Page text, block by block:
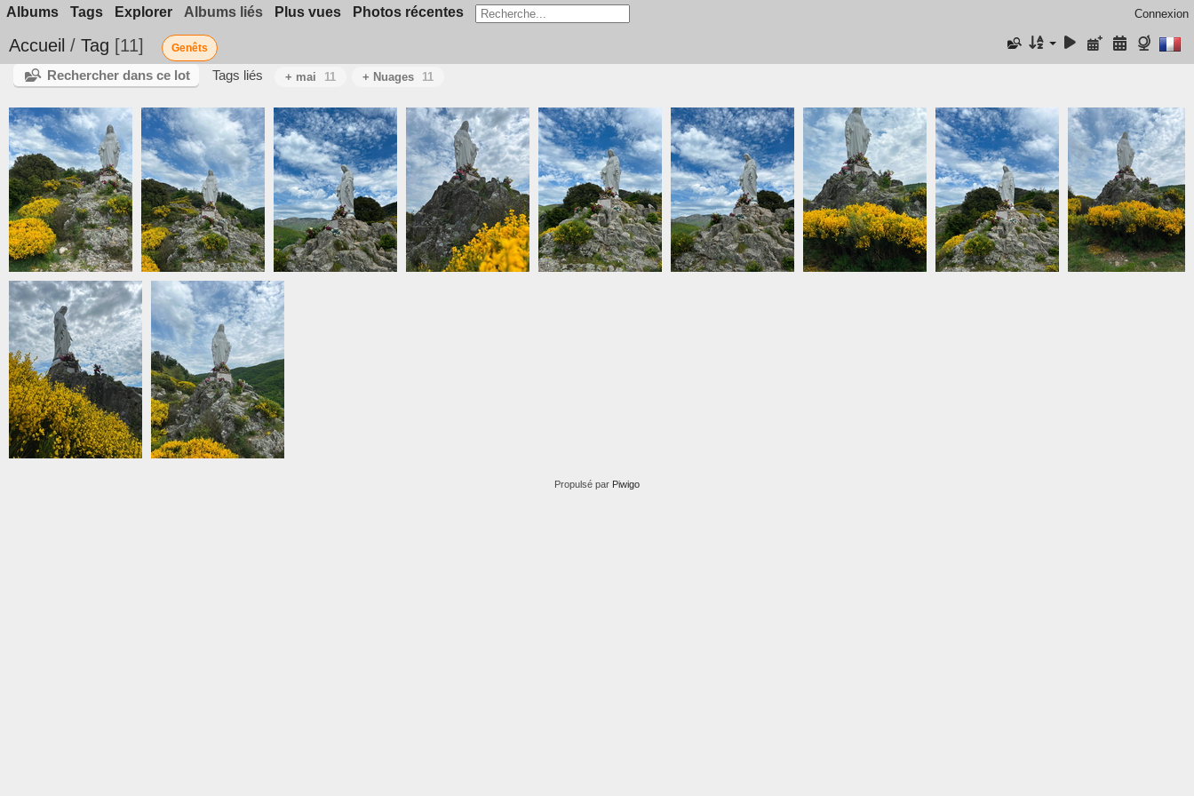
Albums Tags Explorer Albums liés Plus vues Photos récentes Connexion
Accueil / Tag 11 Genêts
Rechercher dans ce lot Tags liés + mai 11 + Nuages 11
IMG 3466 IMG 3473
Propulsé par Piwigo